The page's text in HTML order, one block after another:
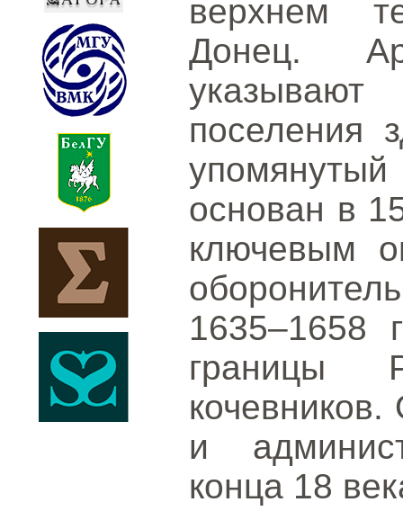
верхнем
Донец.
поселения
основан в
ключевым
1635–1658
границы
и
конца 18